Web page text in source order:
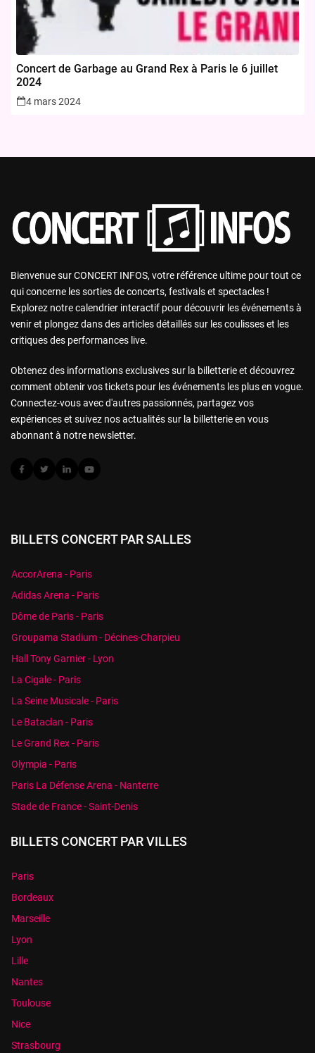
Concert de Garbage au Grand Rex à Paris le 6 juillet
2024
4 mars 2024
Bienvenue sur CONCERT INFOS, votre référence ultime pour tout ce
qui concerne les sorties de concerts, festivals et spectacles !
Explorez notre calendrier interactif pour découvrir les événements à
venir et plongez dans des articles détaillés sur les coulisses et les
critiques des performances live.
Obtenez des informations exclusives sur la billetterie et découvrez
comment obtenir vos tickets pour les événements les plus en vogue.
Connectez-vous avec d'autres passionnés, partagez vos
expériences et suivez nos actualités sur la billetterie en vous
abonnant à notre newsletter.
BILLETS CONCERT PAR SALLES
AccorArena - Paris
Adidas Arena - Paris
Dôme de Paris - Paris
Groupama Stadium - Décines-Charpieu
Hall Tony Garnier - Lyon
La Cigale - Paris
La Seine Musicale - Paris
Le Bataclan - Paris
Le Grand Rex - Paris
Olympia - Paris
Paris La Défense Arena - Nanterre
Stade de France - Saint-Denis
BILLETS CONCERT PAR VILLES
Paris
Bordeaux
Marseille
Lyon
Lille
Nantes
Toulouse
Nice
Strasbourg